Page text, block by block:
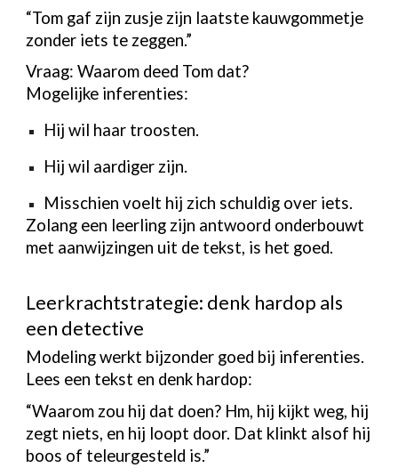
“Tom gaf zijn zusje zijn laatste kauwgommetje
zonder iets te zeggen.”
Vraag: Waarom deed Tom dat?
Mogelijke inferenties:
Hij wil haar troosten.
Hij wil aardiger zijn.
Misschien voelt hij zich schuldig over iets.
Zolang een leerling zijn antwoord onderbouwt
met aanwijzingen uit de tekst, is het goed.
Leerkrachtstrategie: denk hardop als
een detective
Modeling werkt bijzonder goed bij inferenties.
Lees een tekst en denk hardop:
“Waarom zou hij dat doen? Hm, hij kijkt weg, hij
zegt niets, en hij loopt door. Dat klinkt alsof hij
boos of teleurgesteld is.”